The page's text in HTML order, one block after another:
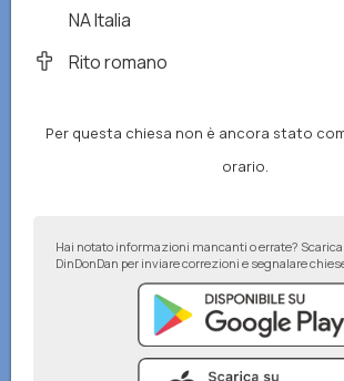
NA Italia
Rito romano
Per questa chiesa non è ancora stato
orario.
Hai notato informazioni mancanti o errate?
DinDonDan per inviare correzioni e segnalare